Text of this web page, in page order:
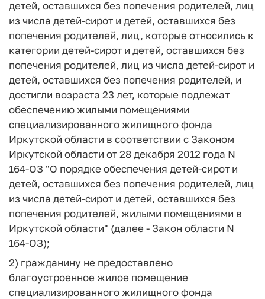
детей, оставшихся без попечения родителей, лиц
из числа детей-сирот и детей, оставшихся без
попечения родителей, лиц, которые относились к
категории детей-сирот и детей, оставшихся без
попечения родителей, лиц из числа детей-сирот и
детей, оставшихся без попечения родителей, и
достигли возраста 23 лет, которые подлежат
обеспечению жилыми помещениями
специализированного жилищного фонда
Иркутской области в соответствии с Законом
Иркутской области от 28 декабря 2012 года N
164-ОЗ "О порядке обеспечения детей-сирот и
детей, оставшихся без попечения родителей, лиц
из числа детей-сирот и детей, оставшихся без
попечения родителей, жилыми помещениями в
Иркутской области" (далее - Закон области N
164-ОЗ);
2) гражданину не предоставлено
благоустроенное жилое помещение
специализированного жилищного фонда